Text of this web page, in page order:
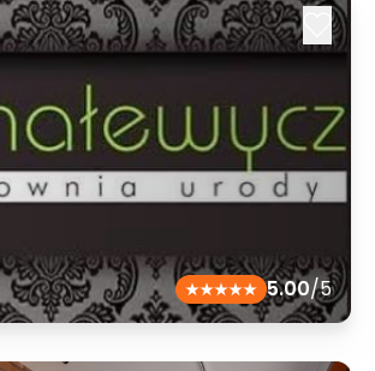
5.00/5